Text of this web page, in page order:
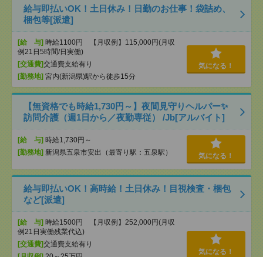
給与即払いOK！土日休み！日勤のお仕事！袋詰め、
梱包等[派遣]
[給 与] 時給1100円 【月収例】115,000円(月収
例21日5時間/日実働)
[交通費]交通費支給有り
[勤務地] 宮内(新潟県)駅から徒歩15分
気になる！
【無資格でも時給1,730円～】夜間見守りヘルパー✨
訪問介護（週1日から／夜勤専従） /Jb[アルバイト]
[給 与] 時給1,730円～
[勤務地] 新潟県五泉市安出（最寄り駅：五泉駅） 気になる！
給与即払いOK！高時給！土日休み！目視検査・梱包
など[派遣]
[給 与] 時給1500円 【月収例】252,000円(月収
例21日実働残業代込)
[交通費]交通費支給有り
気になる！